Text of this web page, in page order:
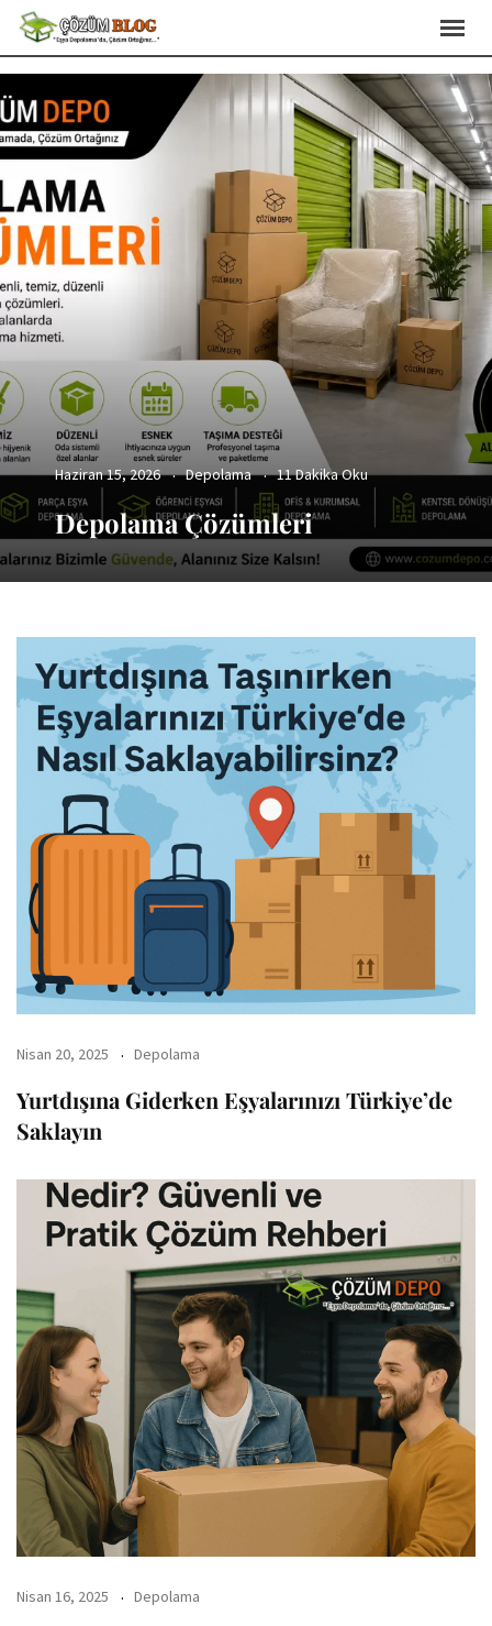
Haziran 15, 2026 Depolama 11 Dakika Oku
Depolama Çözümleri
Nisan 20, 2025 Depolama
Yurtdışına Giderken Eşyalarınızı Türkiye’de
Saklayın
Nisan 16, 2025 Depolama